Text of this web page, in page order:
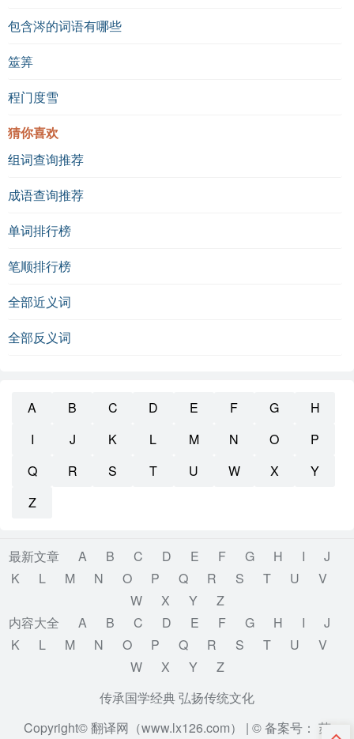
包含涔的词语有哪些
筮筭
程门度雪
猜你喜欢
组词查询推荐
成语查询推荐
单词排行榜
笔顺排行榜
全部近义词
全部反义词
A B C D E F G
H
I
J K L M N O
P
Q
R S T U W X
Y
Z
最新文章 A B C D E F G H I
J
K
L M N O P Q R S T U
V
W
X Y
Z
内容大全
A B C D E F G H I
J
K
L M N O P Q R S T U
V
W
X Y
Z
传承国学经典 弘扬传统文化
Copyright© 翻译网（www.lx126.com） | © 备案号： 苏